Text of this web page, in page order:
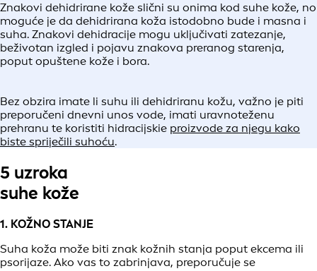
Znakovi dehidrirane kože slični su onima kod suhe kože, no
moguće je da dehidrirana koža istodobno bude i masna i
suha. Znakovi dehidracije mogu uključivati zatezanje,
beživotan izgled i pojavu znakova preranog starenja,
poput opuštene kože i bora.
Bez obzira imate li suhu ili dehidriranu kožu, važno je piti
preporučeni dnevni unos vode, imati uravnoteženu
prehranu te koristiti hidracijskie proizvode za njegu kako
biste spriječili suhoću.
5 uzroka
suhe kože
1. KOŽNO STANJE
Suha koža može biti znak kožnih stanja poput ekcema ili
psorijaze. Ako vas to zabrinjava, preporučuje se